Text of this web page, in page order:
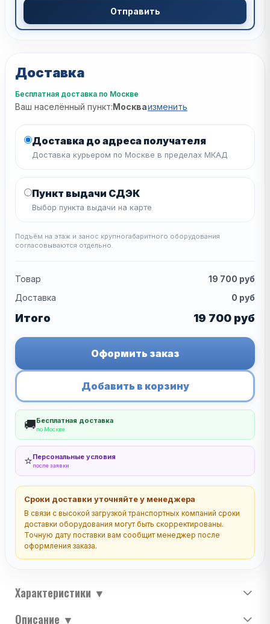
Отправить
Доставка
Бесплатная доставка по Москве
Ваш населённый пункт:Москваизменить
Доставка до адреса получателя
Доставка курьером по Москве в пределах МКАД
Пункт выдачи СДЭК
Выбор пункта выдачи на карте
Подъём на этаж и занос крупногабаритного оборудования
согласовываются отдельно.
Товар 19 700 руб
Доставка
0 руб
Итого 19 700 руб
Оформить заказ
Добавить в корзину
🚚Бесплатная доставка
по Москве
⭐Персональные условия
после заявки
Сроки доставки уточняйте у менеджера
В связи с высокой загрузкой транспортных компаний сроки
доставки оборудования могут быть скорректированы.
Точную дату поставки вам сообщит менеджер после
оформления заказа.
Характеристики ▼
Описание ▼